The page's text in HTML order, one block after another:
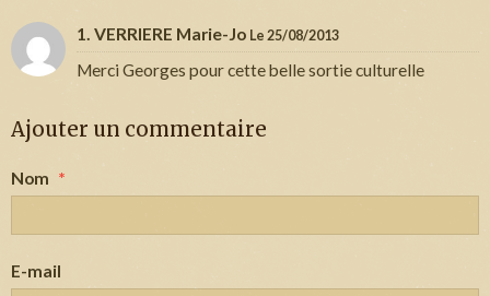
1. VERRIERE Marie-Jo Le 25/08/2013
Merci Georges pour cette belle sortie culturelle
Ajouter un commentaire
Nom
E-mail